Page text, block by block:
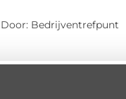
Bedrijventrefpunt